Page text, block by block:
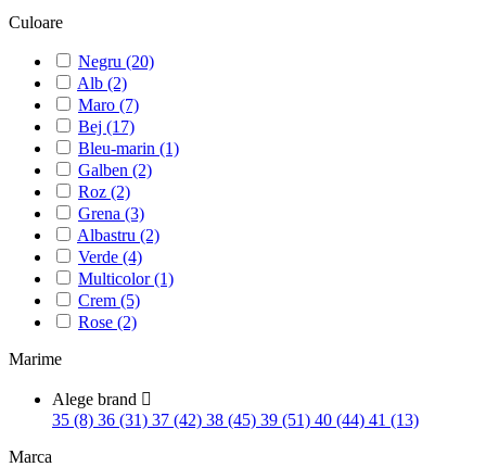
Culoare
Negru (20)
Alb (2)
Maro (7)
Bej (17)
Bleu-marin (1)
Galben (2)
Roz (2)
Grena (3)
Albastru (2)
Verde (4)
Multicolor(1)
Crem (5)
Rose (2)
Marime
Alege brand 
35 (8) 36 (31) 37 (42) 38 (45) 39 (51) 40 (44) 41 (13)
Marca